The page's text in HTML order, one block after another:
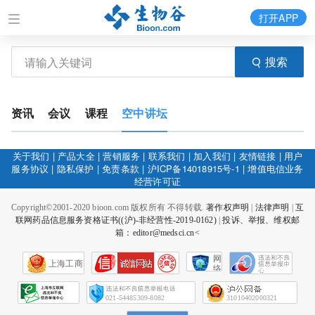
搜索
打开APP
资讯 会议 课程 空中讲坛
关于我们 | 产品大全|营销服务 | 联系我们 | 加入我们 | 友情链接 | 用户
服务协议 | 隐私保护 |免责条款 | 沪ICP备14018915号-1 |增值电信业务
经营许可证
Copyright©2001-2020 bioon.com 版权所有 不得转载.著作权声明 法律声明
互
联网药品信息服务资格证书((沪)-非经营性-2019-0162)|投诉、举报、维权邮
箱：editor@medsci.cn<
上海工商
网
络
会
征
021-54485309-8082 31010402000321